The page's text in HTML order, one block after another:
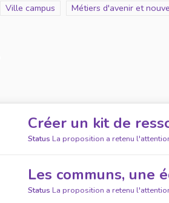
Scope
Ville campus Scope
Métiers d'avenir et
Créer un kit de
Status La proposition a retenu
Les communs, une
Status La proposition a retenu